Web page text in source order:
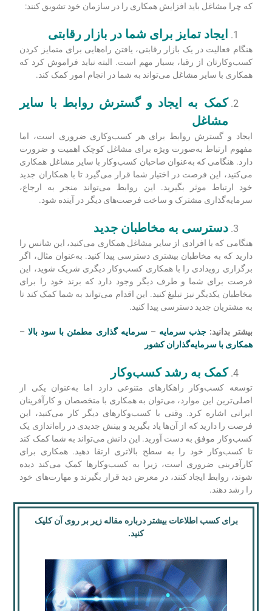
که چرا مشاغل باید افزایش همکاری را در سازمان خود تشویق کنند:
ایجاد تمایز برای شما در بازار رقابتی
هنگام فعالیت در یک بازار رقابتی، یافتن راه‌هایی برای متمایز کردن
کسب‌وکارتان از رقبا، بسیار مهم است. البته نباید فراموش کرد که
همکاری با سایر مشاغل می‌تواند به شما در انجام امور کمک کند.
کمک به ایجاد و گسترش روابط با سایر
مشاغل
ایجاد و گسترش روابط برای هر کسب‌وکاری ضروری است، اما
مفهوم ارتباط به‌صورت ویژه برای مشاغل کوچک اهمیت و ضرورت
دارد. هنگامی که به‌عنوان صاحبان کسب‌وکار با سایر مشاغل همکاری
می‌کنید، این فرصت در اختیار شما قرار می‌گیرد تا با همکاران جدید
خود ارتباط موثر بگیرید. این روابط می‌تواند منجر به ارجاع،
سرمایه‌گذاری مشترک و ساخت فرصت‌های دیگر در آینده شود.
دسترسی به مخاطبان جدید
هنگامی که با افرادی از سایر مشاغل همکاری می‌کنید، این شانس را
دارید که به مخاطبان بیشتری دسترسی پیدا کنید. به‌عنوان مثال، اگر
برگزاری رویدادی را با همکاری کسب‌وکار دیگری شریک شوید، این
فرصت برای شما و طرف دیگر وجود دارد که برند خود را برای
مخاطبان یکدیگر نیز تبلیغ کنید. این اقدام می‌تواند به شما کمک کند تا
به مشتریان جدید دسترسی پیدا کنید.
بیشتر بدانید:جذب سرمایه –سرمایه گذاری مطمئن با سود بالا–
همکاری با سرمایه‌گذاران کشور
کمک به رشد کسب‌وکار
توسعه کسب‌وکار راهکارهای متنوعی دارد اما به‌عنوان یکی از
اصلی‌ترین این موارد، می‌توان به همکاری با متخصصان و کارآفرینان
ایرانی اشاره کرد. وقتی با کسب‌وکارهای دیگر کار می‌کنید، این
فرصت را دارید که از آن‌ها یاد بگیرید و بینش جدیدی در راه‌اندازی یک
کسب‌وکار موفق به دست آورید. این دانش می‌تواند به شما کمک کند
تا کسب‌وکار خود را به سطح بالاتری ارتقا دهید. همکاری برای
کارآفرینی ضروری است، زیرا به کسب‌وکارها کمک می‌کند دیده
شوند، روابط ایجاد کنند، در معرض دید قرار بگیرند و مهارت‌های خود
را رشد دهند.
برای کسب اطلاعات بیشتر درباره مقاله زیر بر روی آن کلیک
کنید.